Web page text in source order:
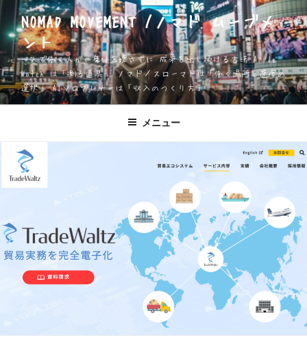
ン
テ
ン
ツ
へ
ス
NOMAD MOVEMENT /ノマド ムーブメ
ント
一人で働く人が、身体を壊さずに 成果を出し続ける方法 Apple
Watch は「測る道具」 ノマド／スローマドは「働く場所と速度の
選択」 AIソロプレナーは「収入のつくり方」
メニュー